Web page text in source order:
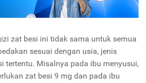
zat besi ini tidak sama untuk semua
sesuai dengan usia, jenis
tertentu. Misalnya pada ibu menyusui,
zat besi 9 mg dan pada ibu